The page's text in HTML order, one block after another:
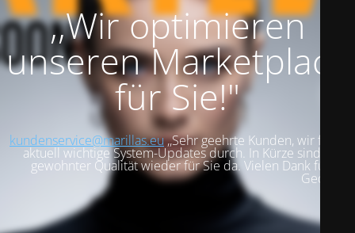
,,Wir optimieren
unseren Marketplace
für Sie!"
kundenservice@marillas.eu,,Sehr geehrte Kunden, wir führen
aktuell wichtige System-Updates durch. In Kürze sind wir in
gewohnter Qualität wieder für Sie da. Vielen Dank für Ihre
Geduld!".